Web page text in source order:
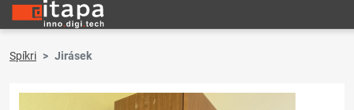
Spíkri Jirásek